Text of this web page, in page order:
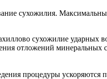
сухожилия.
сухожилие ударных
отложений минеральных
процедуры ускоряются